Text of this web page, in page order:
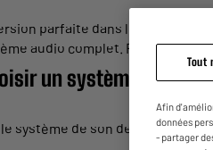
parfaite dans le film que l’on
audio complet.
un système audio
système de son de la maison, à
Tout
Afin
données
- partager